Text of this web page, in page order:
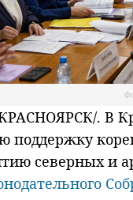
. В
поддержку
северных и